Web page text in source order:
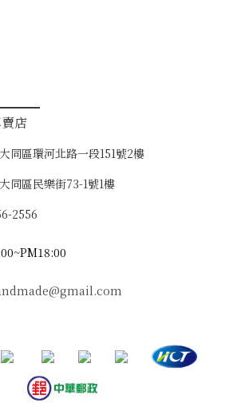
店
同區環河北路一段151號2樓
同區民樂街73-1號1樓
2556